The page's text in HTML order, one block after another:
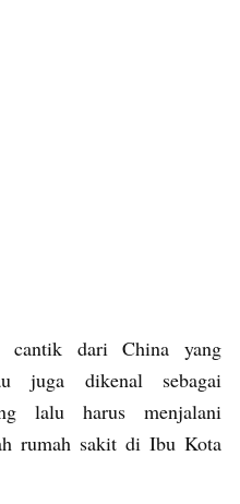
cantik dari China yang
juga dikenal sebagai
lalu harus menjalani
rumah sakit di Ibu Kota